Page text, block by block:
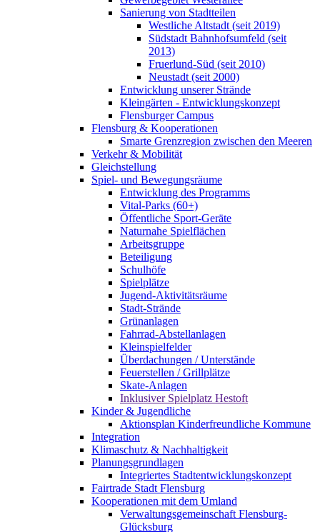
Sanierung von Stadtteilen
Westliche Altstadt (seit 2019)
Südstadt Bahnhofsumfeld (seit
2013)
Fruerlund-Süd (seit 2010)
Neustadt (seit 2000)
Entwicklung unserer Strände
Kleingärten - Entwicklungskonzept
Flensburger Campus
Flensburg & Kooperationen
Smarte Grenzregion zwischen den Meeren
Verkehr & Mobilität
Gleichstellung
Spiel- und Bewegungsräume
Entwicklung des Programms
Vital-Parks (60+)
Öffentliche Sport-Geräte
Naturnahe Spielflächen
Arbeitsgruppe
Beteiligung
Schulhöfe
Spielplätze
Jugend-Aktivitätsräume
Stadt-Strände
Grünanlagen
Fahrrad-Abstellanlagen
Kleinspielfelder
Überdachungen / Unterstände
Feuerstellen / Grillplätze
Skate-Anlagen
Inklusiver Spielplatz Hestoft
Kinder & Jugendliche
Aktionsplan Kinderfreundliche Kommune
Integration
Klimaschutz & Nachhaltigkeit
Planungsgrundlagen
Integriertes Stadtentwicklungskonzept
Fairtrade Stadt Flensburg
Kooperationen mit dem Umland
Verwaltungsgemeinschaft Flensburg-
Glücksburg